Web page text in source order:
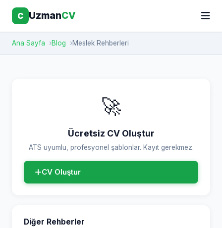
C UzmanCV
Ana Sayfa Blog Meslek Rehberleri
🚀
Ücretsiz CV Oluştur
ATS uyumlu, profesyonel şablonlar. Kayıt gerekmez.
CV Oluştur
Diğer Rehberler